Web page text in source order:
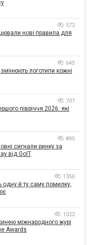
572
нові правила для
645
логотипи кожні
707
півріччя 2026: які
895
сигнали ринку за
від GoIT
1350
одну й ту саму помилку,
1022
міжнародного журі
Awards